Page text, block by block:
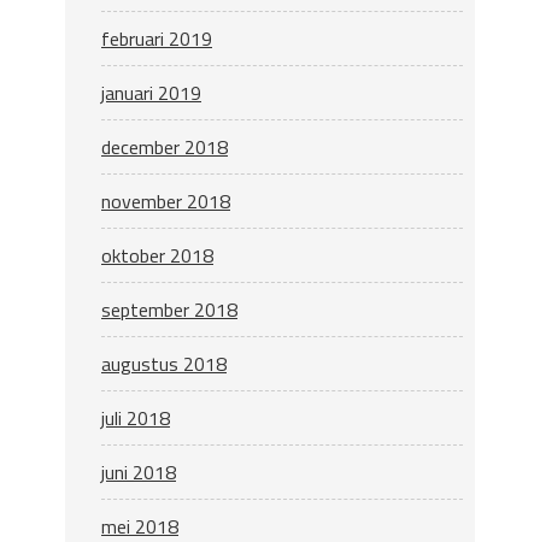
februari 2019
januari 2019
december 2018
november 2018
oktober 2018
september 2018
augustus 2018
juli 2018
juni 2018
mei 2018